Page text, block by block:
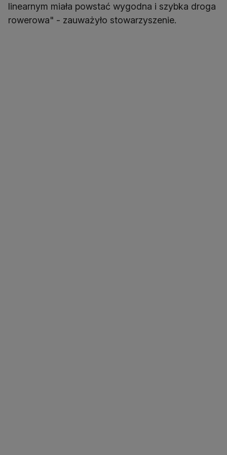
linearnym miała powstać wygodna i szybka droga
rowerowa" - zauważyło stowarzyszenie.